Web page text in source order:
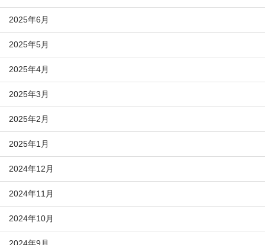
2025年6月
2025年5月
2025年4月
2025年3月
2025年2月
2025年1月
2024年12月
2024年11月
2024年10月